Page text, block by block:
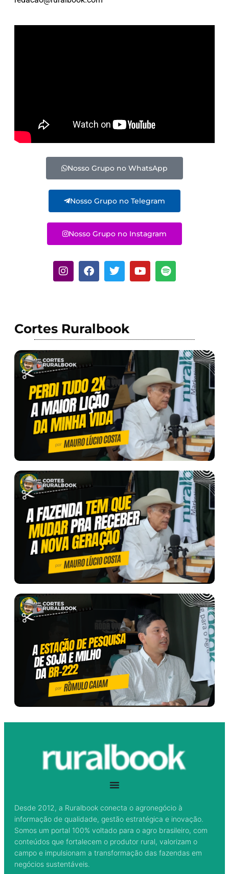
Nosso Grupo no WhatsApp
Nosso Grupo no Telegram
Nosso Grupo no Instagram
Cortes Ruralbook
Desde 2012, a Ruralbook conecta o agronegócio à
informação de qualidade, gestão estratégica e inovação.
Somos um portal 100% voltado para o agro brasileiro, com
conteúdos que fortalecem o produtor rural, valorizam o
campo e impulsionam a transformação das fazendas em
negócios sustentáveis.